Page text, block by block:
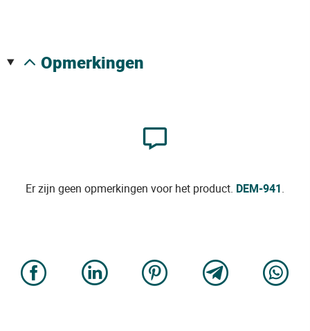
opmerkingen
Er zijn geen opmerkingen voor het product. DEM-941.